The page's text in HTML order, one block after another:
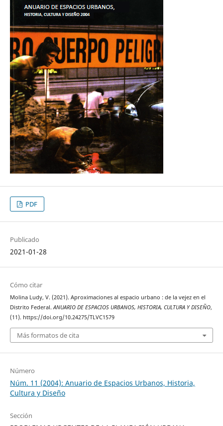
PDF
Publicado
2021-01-28
Cómo citar
Molina Ludy, V. (2021). Aproximaciones al espacio urbano : de la vejez en el
Distrito Federal.ANUARIO DE ESPACIOS URBANOS, HISTORIA, CULTURA Y DISEÑO,
(11). https://doi.org/10.24275/TLVC1579
Más formatos de cita
Número
Núm. 11 (2004): Anuario de Espacios Urbanos, Historia,
Cultura y Diseño
Sección